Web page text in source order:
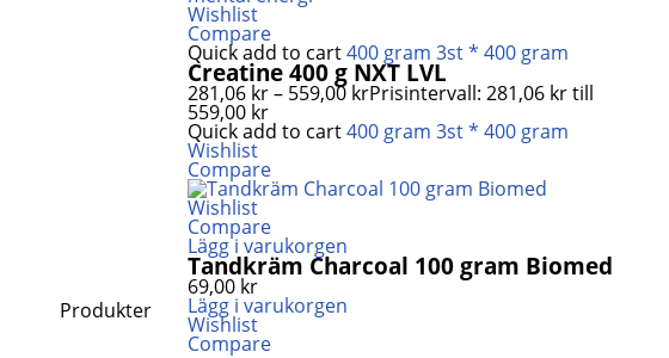
Produkter
Wishlist
Compare
Quick add to cart400 gram 3st * 400 gram
Creatine 400 g NXT LVL
281,06 kr– 559,00 krPrisintervall: 281,06 kr till
559,00 kr
Quick add to cart400 gram 3st * 400 gram
Wishlist
Compare
Wishlist
Compare
Lägg i varukorgen
Tandkräm Charcoal 100 gram Biomed
69,00 kr
Lägg i varukorgen
Wishlist
Compare